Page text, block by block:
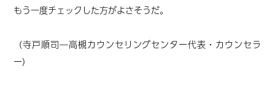
もう一度チェックした方がよさそうだ。
（寺戸順司―高槻カウンセリングセンター代表・カウンセラ
ー）